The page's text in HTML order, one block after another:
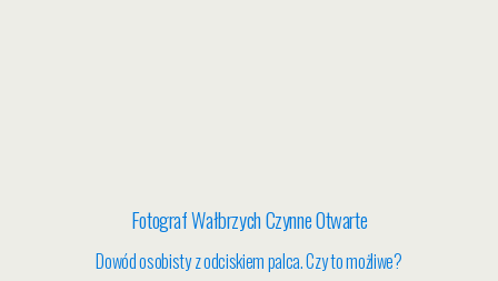
Fotograf Wałbrzych Czynne Otwarte
Dowód osobisty z odciskiem palca. Czy to możliwe?